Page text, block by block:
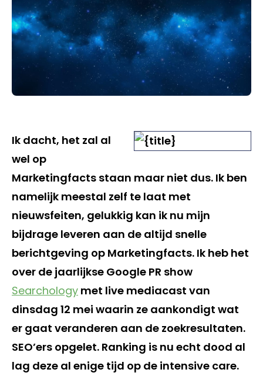
Ik dacht, het zal al
wel op
Marketingfacts staan maar niet dus. Ik ben
namelijk meestal zelf te laat met
nieuwsfeiten, gelukkig kan ik nu mijn
bijdrage leveren aan de altijd snelle
berichtgeving op Marketingfacts. Ik heb het
over de jaarlijkse Google PR show
Searchology met live mediacast van
dinsdag 12 mei waarin ze aankondigt wat
er gaat veranderen aan de zoekresultaten.
SEO’ers opgelet. Ranking is nu echt dood al
lag deze al enige tijd op de intensive care.